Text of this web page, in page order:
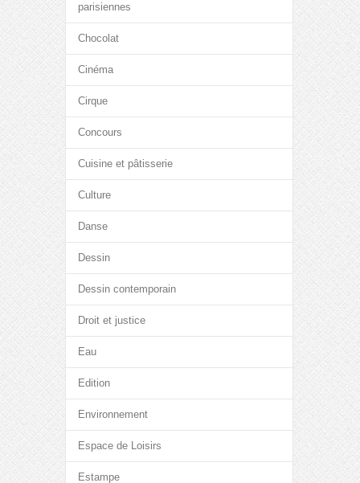
parisiennes
Chocolat
Cinéma
Cirque
Concours
Cuisine et pâtisserie
Culture
Danse
Dessin
Dessin contemporain
Droit et justice
Eau
Edition
Environnement
Espace de Loisirs
Estampe